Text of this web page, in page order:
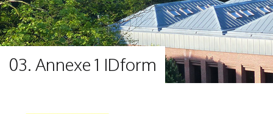
03. Annexe 1 IDform